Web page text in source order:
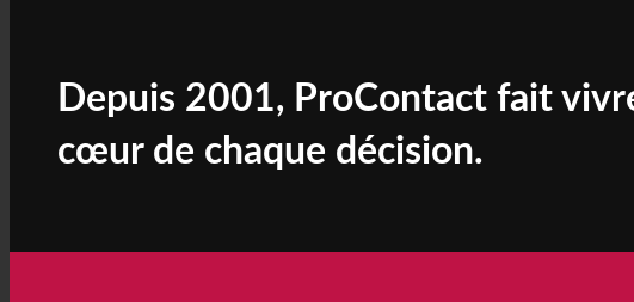
Depuis 2001, ProContact fait
cœur de chaque décision.